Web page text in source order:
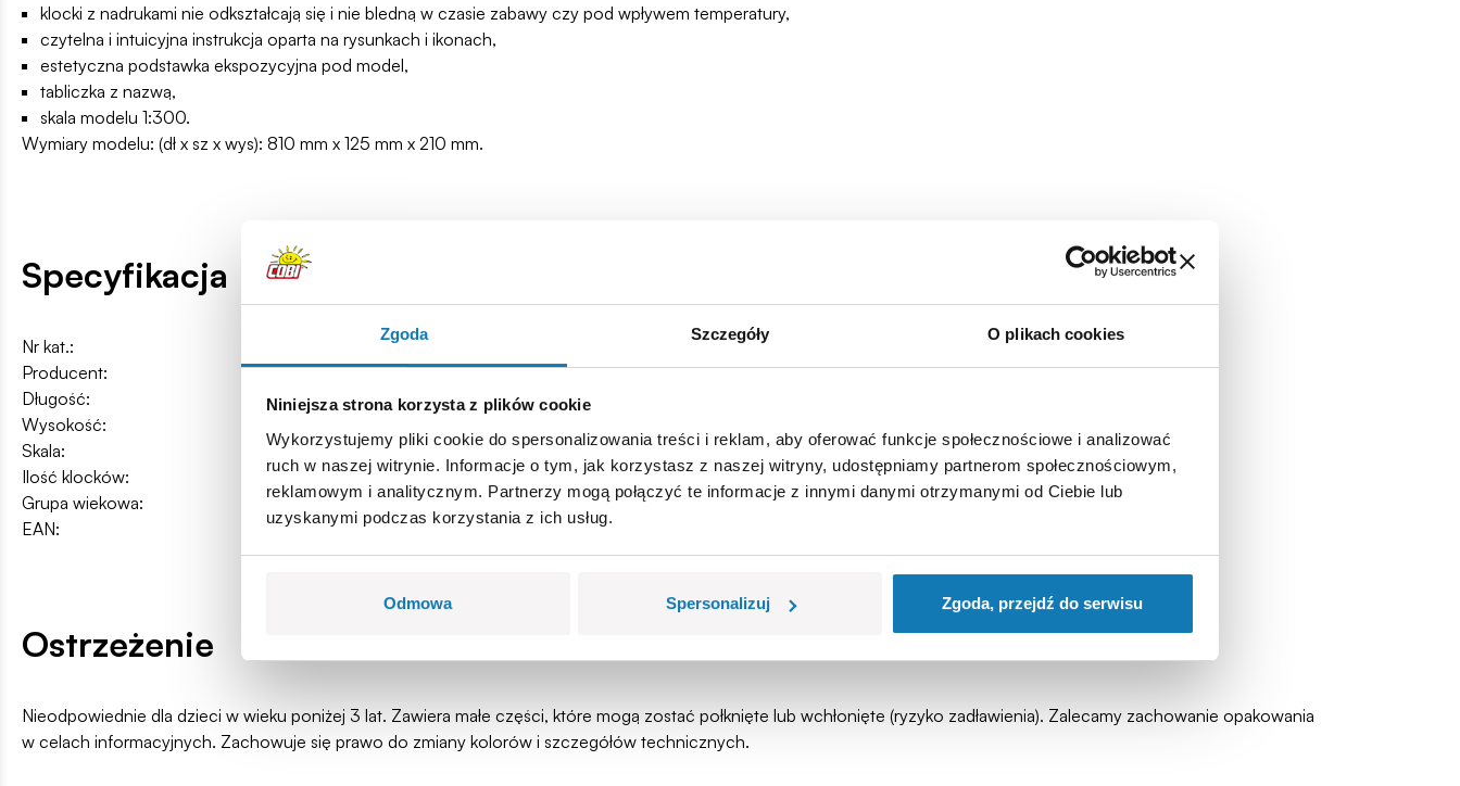
Zgoda Szczegóły O plikach cookies
Niniejsza strona korzysta z plików cookie
Wykorzystujemy pliki cookie do spersonalizowania treści i reklam, aby oferować funkcje społecznościowe i analizować
ruch w naszej witrynie. Informacje o tym, jak korzystasz z naszej witryny, udostępniamy partnerom społecznościowym,
reklamowym i analitycznym. Partnerzy mogą połączyć te informacje z innymi danymi otrzymanymi od Ciebie lub
uzyskanymi podczas korzystania z ich usług.
Odmowa Spersonalizuj Zgoda, przejdź do serwisu
klocki z nadrukami nie odkształcają się i nie bledną w czasie zabawy czy pod wpływem temperatury,
czytelna i intuicyjna instrukcja oparta na rysunkach i ikonach,
estetyczna podstawka ekspozycyjna pod model,
tabliczka z nazwą,
skala modelu 1:300.
Wymiary modelu: (dł x sz x wys): 810 mm x 125 mm x 210 mm.
Specyfikacja
Nr kat.:
Producent:
Cobi Factory SA
Długość:
81 cm / 31.9″
Wysokość:
Skala:
1:300
Ilość klocków:
2417
Grupa wiekowa:
12+
EAN:
5902251048358
Ostrzeżenie
Nieodpowiednie dla dzieci w wieku poniżej 3 lat. Zawiera małe części, które mogą zostać połknięte lub wchłonięte (ryzyko zadławienia). Zalecamy zachowanie opakowania
w celach informacyjnych. Zachowuje się prawo do zmiany kolorów i szczegółów technicznych.